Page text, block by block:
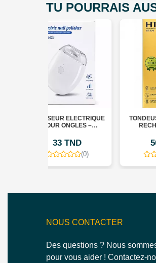
TU POURRAIS
TONDEUSE À CHEVEUX
RECHARGEABLE
NOUS CONTACTER
Des questions ? Nous
pour vous aider ! Contactez-